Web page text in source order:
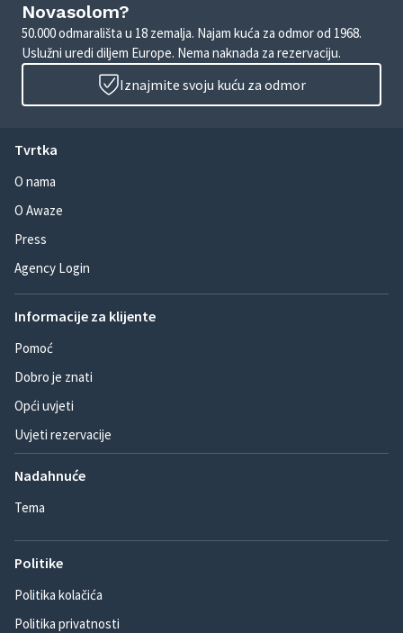
Novasolom?
50.000 odmarališta u 18 zemalja. Najam kuća za odmor od 1968.
Uslužni uredi diljem Europe. Nema naknada za rezervaciju.
Iznajmite svoju kuću za odmor
Tvrtka
O nama
O Awaze
Press
Agency Login
Informacije za klijente
Pomoć
Dobro je znati
Opći uvjeti
Uvjeti rezervacije
Nadahnuće
Tema
Politike
Politika kolačića
Politika privatnosti